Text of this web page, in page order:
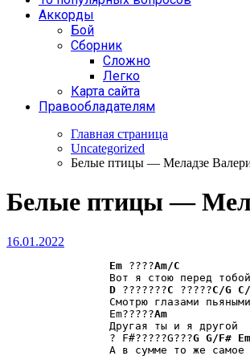
Аккорды
Бой
Сборник
Сложно
Легко
Карта сайта
Правообладателям
Главная страница
Uncategorized
Белые птицы — Меладзе
Белые птицы —
16.01.2022
Em ????Am/C
D ???????C ?????C/G
		Em?????
Am
		? F#?????G???
G G/F# Em